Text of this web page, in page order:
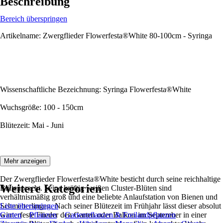
Bereich überspringen
Artikelname: Zwergflieder Flowerfesta®White 80-100cm - Syringa
Wissenschaftliche Bezeichnung: Syringa Flowerfesta®White
Wuchsgröße: 100 - 150cm
Blütezeit: Mai - Juni
Beschreibung:
Der Zwergflieder Flowerfesta®White besticht durch seine reichhaltige
Blütenpracht. Seine kräftig weißen Cluster-Blüten sind
verhältnismäßig groß und eine beliebte Anlaufstation von Bienen und
Schmetterlingen. Nach seiner Blütezeit im Frühjahr lässt dieser absolut
winterfeste Flieder den Garten oder Balkon im September in einer
Mehr anzeigen
Weitere Kategorien
Liste überspringen
Garten
Pflanzen
Gartenpflanzen & Freilandpflanzen